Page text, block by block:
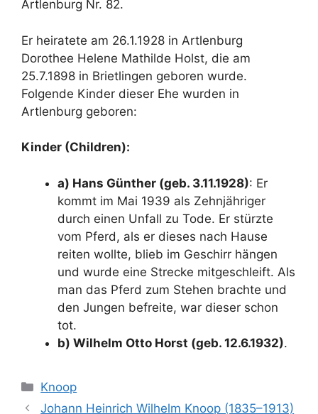
Artlenburg Nr. 82.
Er heiratete am 26.1.1928 in Artlenburg
Dorothee Helene Mathilde Holst, die am
25.7.1898 in Brietlingen geboren wurde.
Folgende Kinder dieser Ehe wurden in
Artlenburg geboren:
Kinder (Children):
a) Hans Günther (geb. 3.11.1928): Er
kommt im Mai 1939 als Zehnjähriger
durch einen Unfall zu Tode. Er stürzte
vom Pferd, als er dieses nach Hause
reiten wollte, blieb im Geschirr hängen
und wurde eine Strecke mitgeschleift. Als
man das Pferd zum Stehen brachte und
den Jungen befreite, war dieser schon
tot.
b) Wilhelm Otto Horst (geb. 12.6.1932).
Categories
Knoop
Johann Heinrich Wilhelm Knoop (1835–1913)